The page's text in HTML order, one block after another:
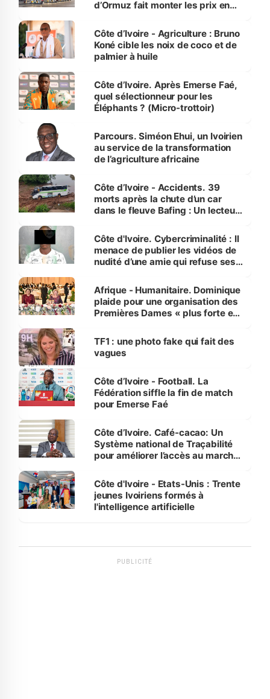
d’Ormuz fait monter les prix en
Côte d’Ivoire - Agriculture : Bruno
Koné cible les noix de coco et de
palmier à huile
Côte d’Ivoire. Après Emerse Faé,
quel sélectionneur pour les
Éléphants ? (Micro-trottoir)
Parcours. Siméon Ehui, un Ivoirien
au service de la transformation
de l’agriculture africaine
Côte d’Ivoire - Accidents. 39
morts après la chute d’un car
dans le fleuve Bafing : Un lecteur
des Transports
Côte d'Ivoire. Cybercriminalité : Il
menace de publier les vidéos de
nudité d’une amie qui refuse ses
Afrique - Humanitaire. Dominique
plaide pour une organisation des
Premières Dames « plus forte et
sur la scène internationale »
TF1 : une photo fake qui fait des
vagues
Côte d’Ivoire - Football. La
Fédération siffle la fin de match
pour Emerse Faé
Côte d’Ivoire. Café-cacao: Un
Système national de Traçabilité
pour améliorer l’accès au marché
Côte d'Ivoire - Etats-Unis : Trente
jeunes Ivoiriens formés à
l'intelligence artificielle
PUBLICITÉ